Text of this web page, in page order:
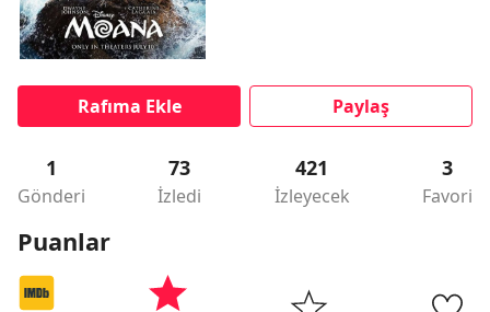
Rafıma Ekle Paylaş
1
Gönderi
73
İzledi
421
İzleyecek
3
Favori
Puanlar